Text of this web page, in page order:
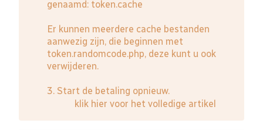
genaamd: token.cache
Er kunnen meerdere cache bestanden
aanwezig zijn, die beginnen met
token.randomcode.php, deze kunt u ook
verwijderen.
3. Start de betaling opnieuw.
klik hier voor het volledige artikel